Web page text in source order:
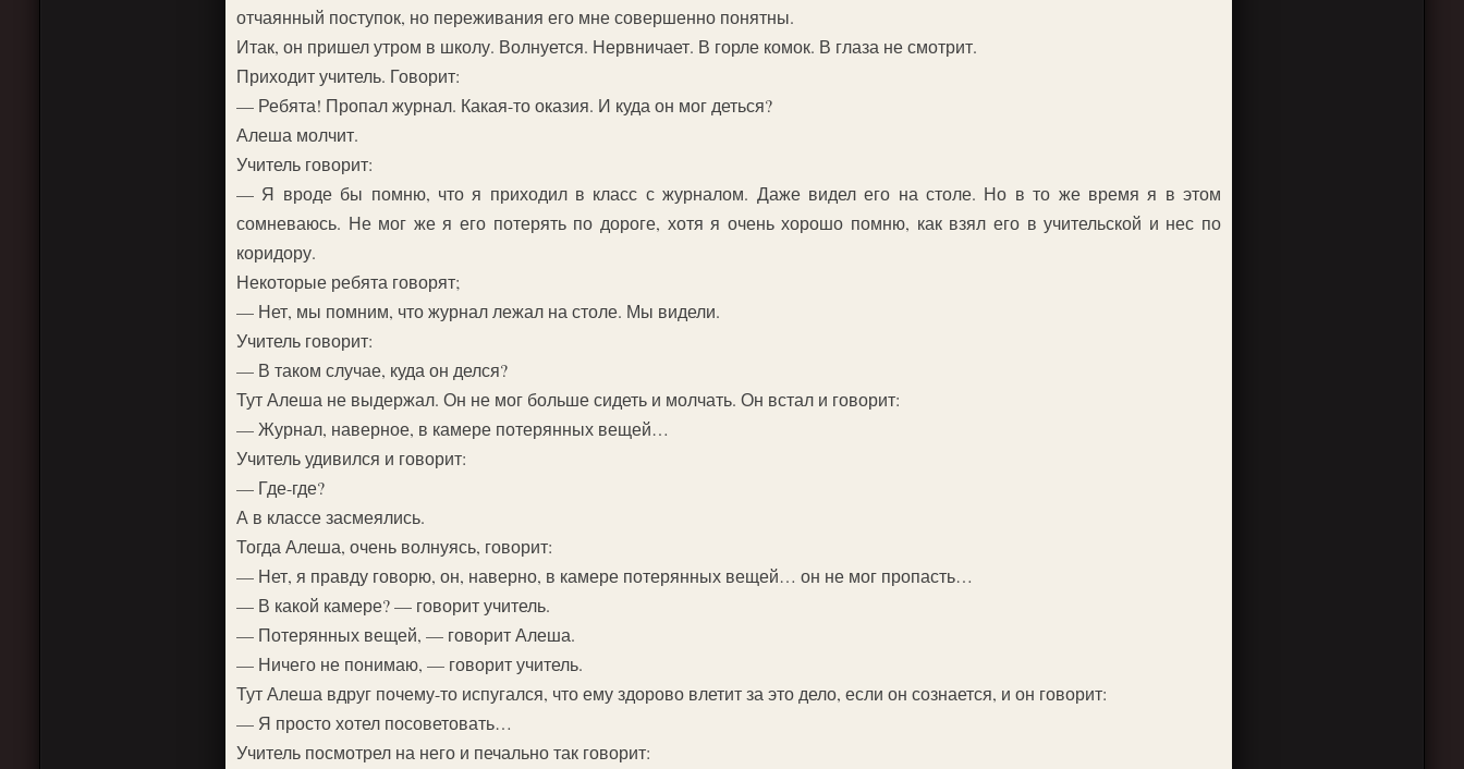
отчаянный поступок, но переживания его мне совершенно понятны.
Итак, он пришел утром в школу. Волнуется. Нервничает. В горле комок. В глаза не смотрит.
Приходит учитель. Говорит:
— Ребята! Пропал журнал. Какая-то оказия. И куда он мог деться?
Алеша молчит.
Учитель говорит:
— Я вроде бы помню, что я приходил в класс с журналом. Даже видел его на столе. Но в то же время я в этом
сомневаюсь. Не мог же я его потерять по дороге, хотя я очень хорошо помню, как взял его в учительской и нес по
коридору.
Некоторые ребята говорят;
— Нет, мы помним, что журнал лежал на столе. Мы видели.
Учитель говорит:
— В таком случае, куда он делся?
Тут Алеша не выдержал. Он не мог больше сидеть и молчать. Он встал и говорит:
— Журнал, наверное, в камере потерянных вещей…
Учитель удивился и говорит:
— Где-где?
А в классе засмеялись.
Тогда Алеша, очень волнуясь, говорит:
— Нет, я правду говорю, он, наверно, в камере потерянных вещей… он не мог пропасть…
— В какой камере? — говорит учитель.
— Потерянных вещей, — говорит Алеша.
— Ничего не понимаю, — говорит учитель.
Тут Алеша вдруг почему-то испугался, что ему здорово влетит за это дело, если он сознается, и он говорит:
— Я просто хотел посоветовать…
Учитель посмотрел на него и печально так говорит: